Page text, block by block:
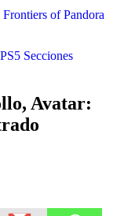
of Pandora
PS5 Secciones
Avatar: